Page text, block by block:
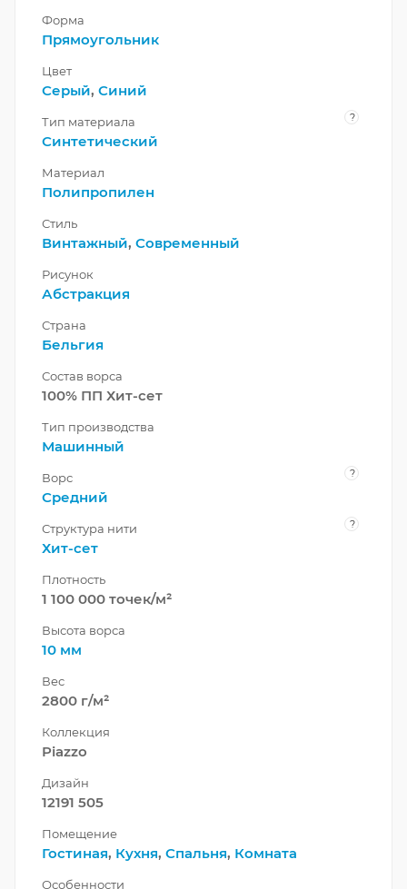
Форма
Прямоугольник
Цвет
Серый, Синий
Тип материала ?
Синтетический
Материал
Полипропилен
Стиль
Винтажный, Современный
Рисунок
Абстракция
Страна
Бельгия
Состав ворса
100% ПП Хит-сет
Тип производства
Машинный
Ворс ?
Средний
Структура нити ?
Хит-сет
Плотность
1 100 000 точек/м²
Высота ворса
10 мм
Вес
2800 г/м²
Коллекция
Piazzo
Дизайн
12191 505
Помещение
Гостиная, Кухня, Спальня, Комната
Особенности